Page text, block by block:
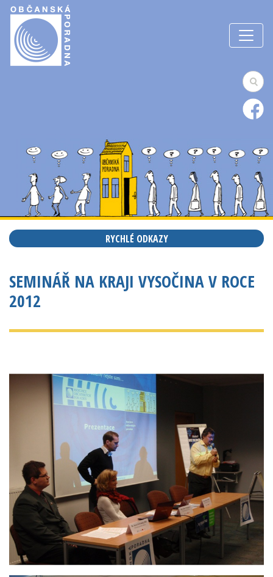
RYCHLÉ ODKAZY
SEMINÁŘ NA KRAJI VYSOČINA V ROCE
2012